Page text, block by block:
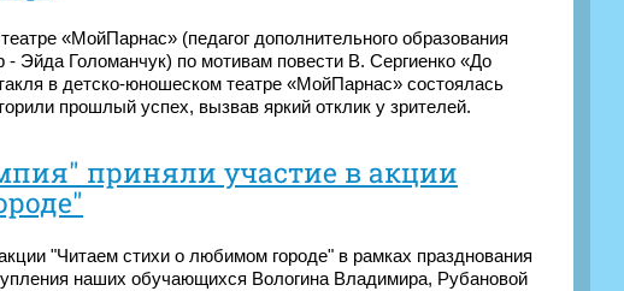
«МойПарнас» (педагог дополнительного образования
Эйда Голоманчук) по мотивам повести В. Сергиенко «До
в детско-юношеском театре «МойПарнас» состоялась
прошлый успех, вызвав яркий отклик у зрителей.
приняли участие в акции
"Читаем стихи о любимом городе" в рамках празднования
наших обучающихся Вологина Владимира, Рубановой